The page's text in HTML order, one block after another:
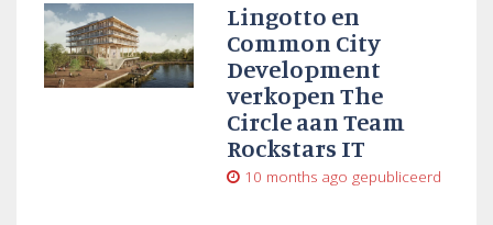
Lingotto en
Common City
Development
verkopen The
Circle aan Team
Rockstars IT
10 months ago gepubliceerd